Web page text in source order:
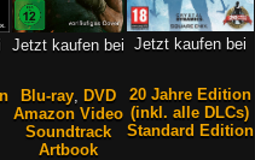
Jetzt kaufen bei
Blu-ray, DVD
Amazon Video
Soundtrack
Artbook
Jetzt kaufen bei
20 Jahre Edition
(inkl. alle DLCs)
Standard Edition